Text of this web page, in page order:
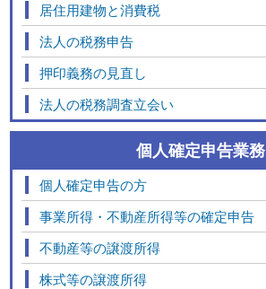
居住用建物と消費税
法人の税務申告
押印義務の見直し
法人の税務調査立会い
個人確定申告業務
個人確定申告の方
事業所得・不動産所得等の確定申告
不動産等の譲渡所得
株式等の譲渡所得